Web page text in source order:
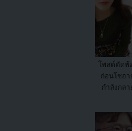
โพสต์ตัดพ้
ก่อนโชอา
กำลังกลา